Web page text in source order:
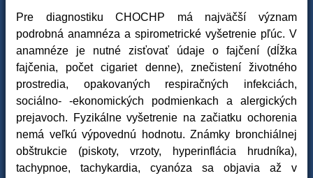
Pre diagnostiku CHOCHP má najväčší význam
podrobná anamnéza a spirometrické vyšetrenie pľúc. V
anamnéze je nutné zisťovať údaje o fajčení (dĺžka
fajčenia, počet cigariet denne), znečistení životného
prostredia, opakovaných respiračných infekciách,
sociálno- -ekonomických podmienkach a alergických
prejavoch. Fyzikálne vyšetrenie na začiatku ochorenia
nemá veľkú výpovednú hodnotu. Známky bronchiálnej
obštrukcie (piskoty, vrzoty, hyperinflácia hrudníka),
tachypnoe, tachykardia, cyanóza sa objavia až v